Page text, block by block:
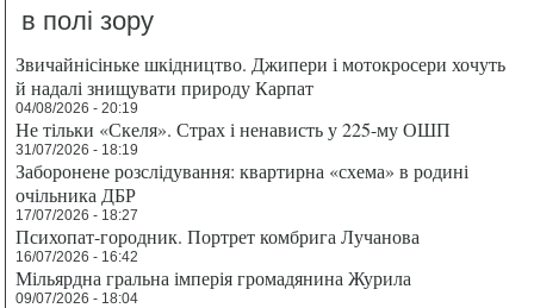
в полі зору
Звичайнісіньке шкідництво. Джипери і мотокросери хочуть
й надалі знищувати природу Карпат
04/08/2026 - 20:19
Не тільки «Скеля». Страх і ненависть у 225-му ОШП
31/07/2026 - 18:19
Заборонене розслідування: квартирна «схема» в родині
очільника ДБР
17/07/2026 - 18:27
Психопат-городник. Портрет комбрига Лучанова
16/07/2026 - 16:42
Мільярдна гральна імперія громадянина Журила
09/07/2026 - 18:04